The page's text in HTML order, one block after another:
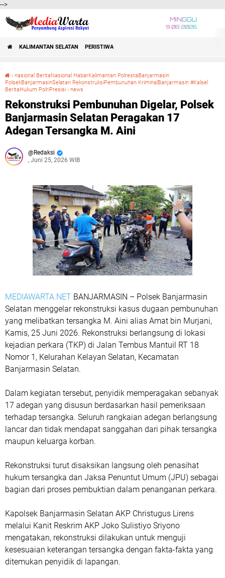
-->
MINGGU
9 08 2026
KALIMANTAN SELATAN PERISTIWA
› nasional BeritaNasional HabarKalimantan PolrestaBanjarmasin
PolsekBanjarmasinSelatan RekonstruksiPembunuhan KriminalBanjarmasin #Kalsel
BeritaHukum PolriPresisi › news
Rekonstruksi Pembunuhan Digelar, Polsek
Banjarmasin Selatan Peragakan 17
Adegan Tersangka M. Aini
Redaksi
, Juni 25, 2026 WIB
MEDIAWARTA.NET BANJARMASIN – Polsek Banjarmasin
Selatan menggelar rekonstruksi kasus dugaan pembunuhan
yang melibatkan tersangka M. Aini alias Amat bin Murjani,
Kamis, 25 Juni 2026. Rekonstruksi berlangsung di lokasi
kejadian perkara (TKP) di Jalan Tembus Mantuil RT 18
Nomor 1, Kelurahan Kelayan Selatan, Kecamatan
Banjarmasin Selatan.
Dalam kegiatan tersebut, penyidik memperagakan sebanyak
17 adegan yang disusun berdasarkan hasil pemeriksaan
terhadap tersangka. Seluruh rangkaian adegan berlangsung
lancar dan tidak mendapat sanggahan dari pihak tersangka
maupun keluarga korban.
Rekonstruksi turut disaksikan langsung oleh penasihat
hukum tersangka dan Jaksa Penuntut Umum (JPU) sebagai
bagian dari proses pembuktian dalam penanganan perkara.
Kapolsek Banjarmasin Selatan AKP Christugus Lirens
melalui Kanit Reskrim AKP Joko Sulistiyo Sriyono
mengatakan, rekonstruksi dilakukan untuk menguji
kesesuaian keterangan tersangka dengan fakta-fakta yang
ditemukan penyidik di lapangan.